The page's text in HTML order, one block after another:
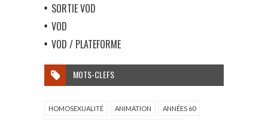
SORTIE VOD
VOD
VOD / PLATEFORME
MOTS-CLEFS
HOMOSEXUALITÉ ANIMATION ANNÉES 60